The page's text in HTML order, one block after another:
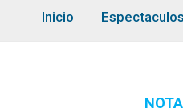
Inicio Espectaculos